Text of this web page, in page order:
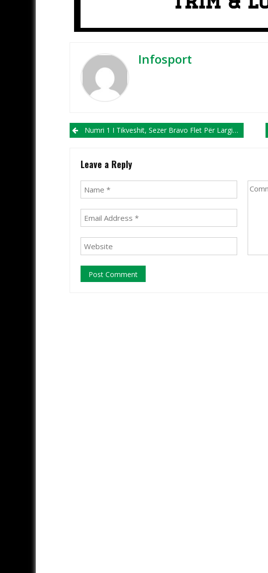
Infosport
Post navigation
Numri 1 I Tikveshit, Sezer Bravo Flet Për Largimet, Transferimet E Reja Si Dhe Për Objektivat!
Leave a Reply